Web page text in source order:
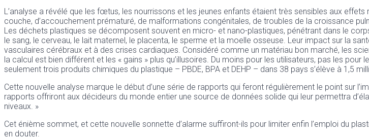
L’analyse a révélé que les fœtus, les nourrissons et les jeunes enfants étaient très sensibles aux
couche, d’accouchement prématuré, de malformations congénitales, de troubles de la croissance
Les déchets plastiques se décomposent souvent en micro- et nano-plastiques, pénétrant dans le
le sang, le cerveau, le lait maternel, le placenta, le sperme et la moelle osseuse. Leur impact sur la
vasculaires cérébraux et à des crises cardiaques. Considéré comme un matériau bon marché, les
la calcul est bien différent et les « gains » plus qu’illusoires. Du moins pour les utilisateurs, pas les
seulement trois produits chimiques du plastique – PBDE, BPA et DEHP – dans 38 pays s’élève à 1,5
Cette nouvelle analyse marque le début d’une série de rapports qui feront régulièrement le point sur
rapports offriront aux décideurs du monde entier une source de données solide qui leur permettra
niveaux. »
Cet énième sommet, et cette nouvelle sonnette d’alarme suffiront-ils pour limiter enfin l’emploi du
en douter.